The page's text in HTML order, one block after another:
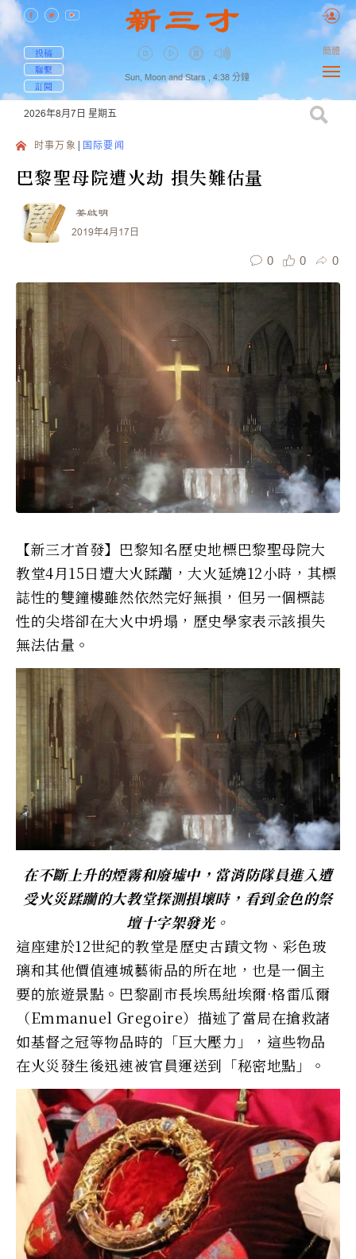
投稿
聯繫
訂閱
Sun, Moon and Stars , 4:38 分鐘
簡體
2026年8月7日 星期五
时事万象 国际要闻
巴黎聖母院遭火劫 損失難估量
姜啟明
2019年4月17日
0 0 0
【新三才首發】巴黎知名歷史地標巴黎聖母院大
教堂4月15日遭大火蹂躪，大火延燒12小時，其標
誌性的雙鐘樓雖然依然完好無損，但另一個標誌
性的尖塔卻在大火中坍塌，歷史學家表示該損失
無法估量。
在不斷上升的煙霧和廢墟中，當消防隊員進入遭
受火災蹂躪的大教堂探測損壞時，看到金色的祭
壇十字架發光。
這座建於12世紀的教堂是歷史古蹟​​文物、彩色玻
璃和其他價值連城藝術品的所在地，也是一個主
要的旅遊景點。巴黎副市長埃馬紐埃爾·格雷瓜爾
（Emmanuel Gregoire）描述了當局在搶救諸
如基督之冠等物品時的「巨大壓力」，這些物品
在火災發生後迅速被官員運送到「秘密地點」。